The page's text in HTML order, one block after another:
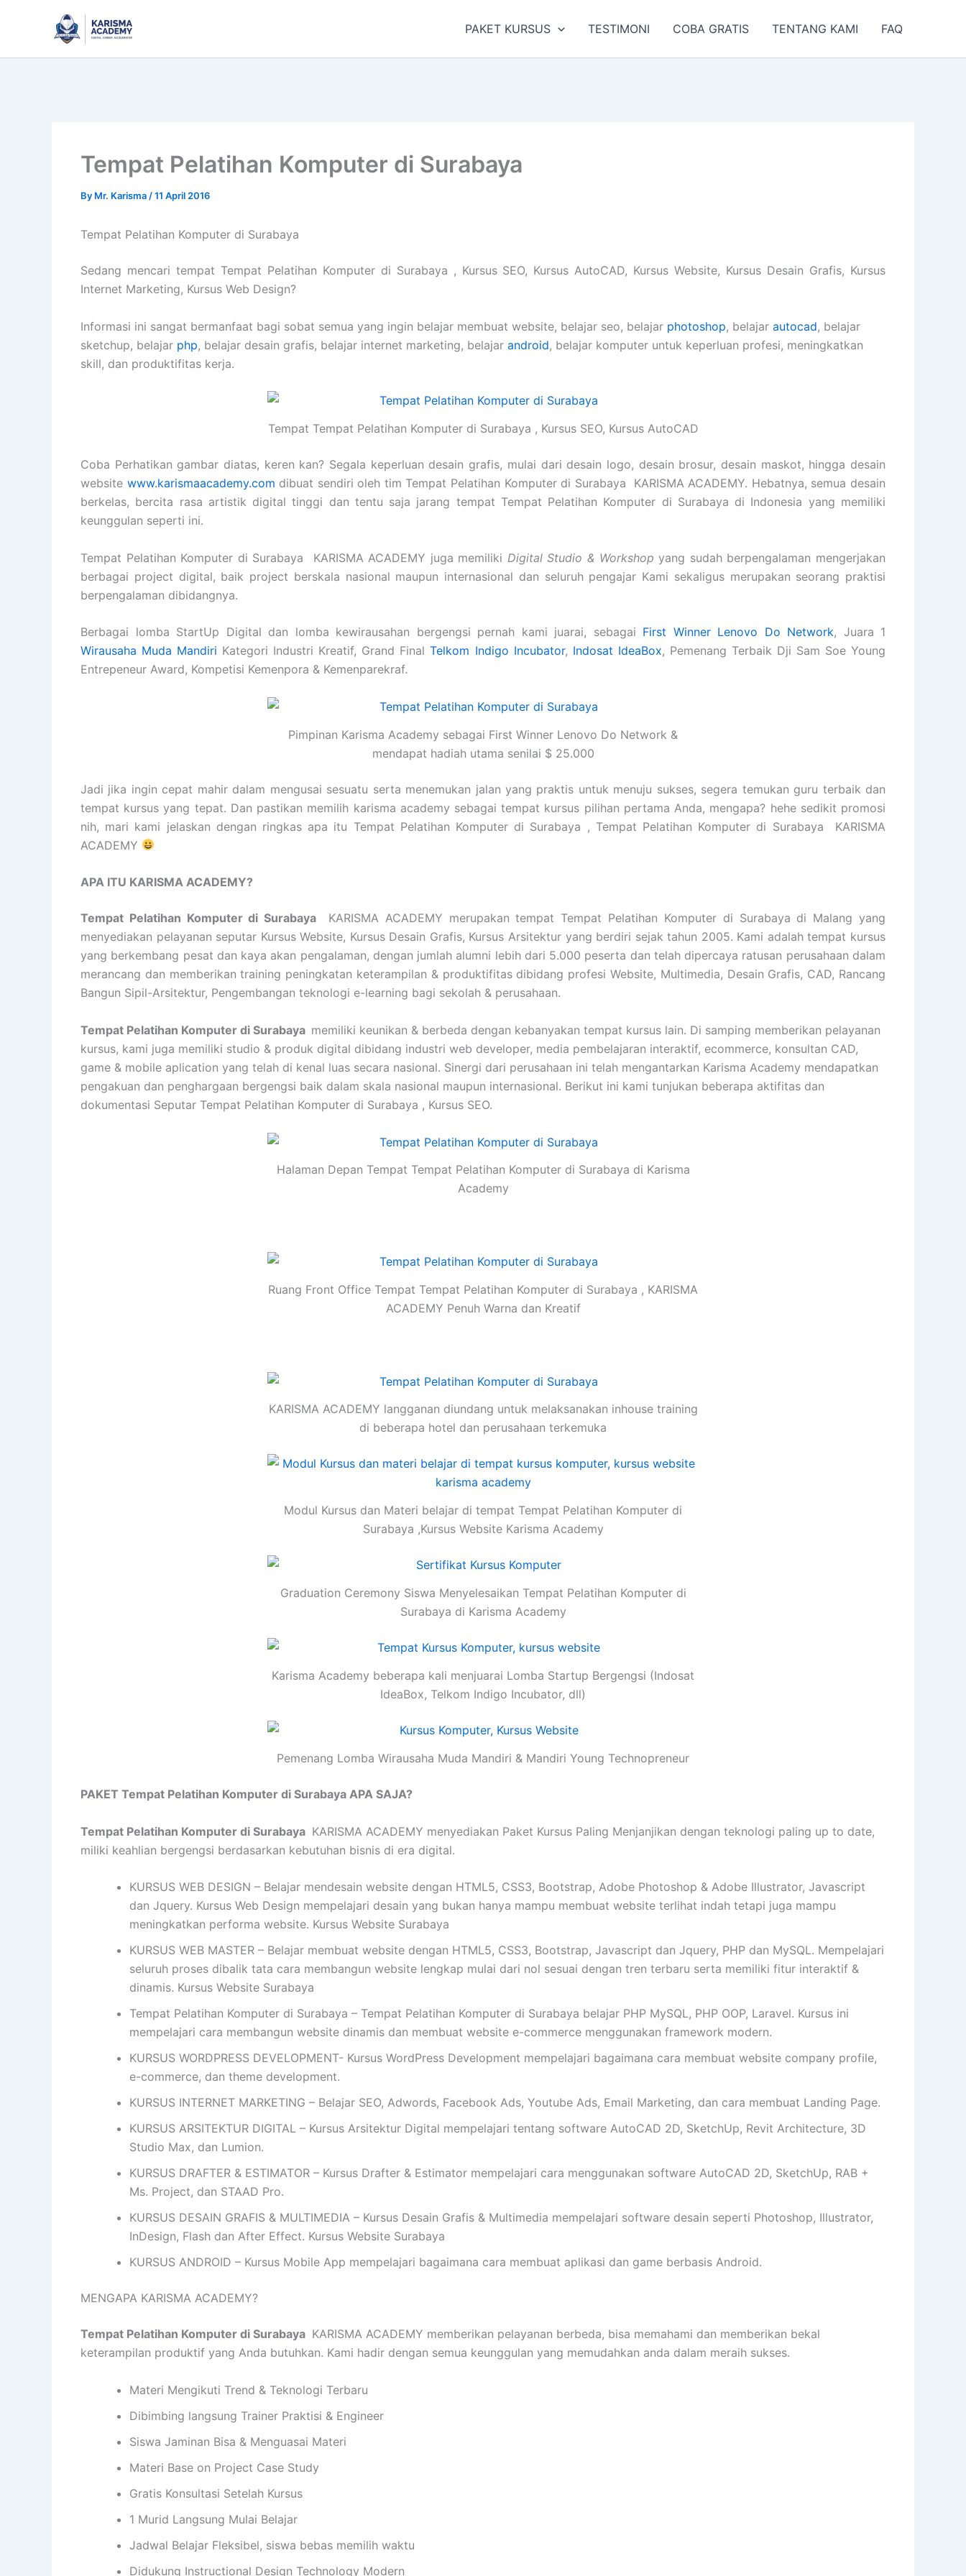
PAKET KURSUS TESTIMONI COBA GRATIS TENTANG KAMI FAQ
Tempat Pelatihan Komputer di Surabaya
By Mr. Karisma /11 April 2016
Tempat Pelatihan Komputer di Surabaya
Sedang mencari tempat Tempat Pelatihan Komputer di Surabaya , Kursus SEO, Kursus AutoCAD, Kursus Website, Kursus Desain Grafis, Kursus
Internet Marketing, Kursus Web Design?
Informasi ini sangat bermanfaat bagi sobat semua yang ingin belajar membuat website, belajar seo, belajar photoshop, belajar autocad, belajar
sketchup, belajar php, belajar desain grafis, belajar internet marketing, belajar android, belajar komputer untuk keperluan profesi, meningkatkan
skill, dan produktifitas kerja.
Tempat Tempat Pelatihan Komputer di Surabaya , Kursus SEO, Kursus AutoCAD
Coba Perhatikan gambar diatas, keren kan? Segala keperluan desain grafis, mulai dari desain logo, desain brosur, desain maskot, hingga desain
website www.karismaacademy.com dibuat sendiri oleh tim Tempat Pelatihan Komputer di Surabaya KARISMA ACADEMY. Hebatnya, semua desain
berkelas, bercita rasa artistik digital tinggi dan tentu saja jarang tempat Tempat Pelatihan Komputer di Surabaya di Indonesia yang memiliki
keunggulan seperti ini.
Tempat Pelatihan Komputer di Surabaya KARISMA ACADEMY juga memiliki Digital Studio & Workshop yang sudah berpengalaman mengerjakan
berbagai project digital, baik project berskala nasional maupun internasional dan seluruh pengajar Kami sekaligus merupakan seorang praktisi
berpengalaman dibidangnya.
Berbagai lomba StartUp Digital dan lomba kewirausahan bergengsi pernah kami juarai, sebagai First Winner Lenovo Do Network, Juara 1
Wirausaha Muda Mandiri Kategori Industri Kreatif, Grand FinalTelkom Indigo Incubator, Indosat IdeaBox, Pemenang Terbaik Dji Sam Soe Young
Entrepeneur Award, Kompetisi Kemenpora & Kemenparekraf.
Pimpinan Karisma Academy sebagai First Winner Lenovo Do Network &
mendapat hadiah utama senilai $ 25.000
Jadi jika ingin cepat mahir dalam mengusai sesuatu serta menemukan jalan yang praktis untuk menuju sukses, segera temukan guru terbaik dan
tempat kursus yang tepat. Dan pastikan memilih karisma academy sebagai tempat kursus pilihan pertama Anda, mengapa? hehe sedikit promosi
nih, mari kami jelaskan dengan ringkas apa itu Tempat Pelatihan Komputer di Surabaya , Tempat Pelatihan Komputer di Surabaya KARISMA
ACADEMY
APA ITU KARISMA ACADEMY?
Tempat Pelatihan Komputer di Surabaya
KARISMA ACADEMY merupakan tempat Tempat Pelatihan Komputer di Surabaya di Malang yang
menyediakan pelayanan seputar Kursus Website, Kursus Desain Grafis, Kursus Arsitektur yang berdiri sejak tahun 2005. Kami adalah tempat kursus
yang berkembang pesat dan kaya akan pengalaman, dengan jumlah alumni lebih dari 5.000 peserta dan telah dipercaya ratusan perusahaan dalam
merancang dan memberikan training peningkatan keterampilan & produktifitas dibidang profesi Website, Multimedia, Desain Grafis, CAD, Rancang
Bangun Sipil-Arsitektur, Pengembangan teknologi e-learning bagi sekolah & perusahaan.
Tempat Pelatihan Komputer di Surabaya memiliki keunikan & berbeda dengan kebanyakan tempat kursus lain. Di samping memberikan pelayanan
kursus, kami juga memiliki studio & produk digital dibidang industri web developer, media pembelajaran interaktif, ecommerce, konsultan CAD,
game & mobile aplication yang telah di kenal luas secara nasional. Sinergi dari perusahaan ini telah mengantarkan Karisma Academy mendapatkan
pengakuan dan penghargaan bergengsi baik dalam skala nasional maupun internasional. Berikut ini kami tunjukan beberapa aktifitas dan
dokumentasi Seputar Tempat Pelatihan Komputer di Surabaya , Kursus SEO.
Halaman Depan Tempat Tempat Pelatihan Komputer di Surabaya di Karisma
Academy
Ruang Front Office Tempat Tempat Pelatihan Komputer di Surabaya , KARISMA
ACADEMY Penuh Warna dan Kreatif
KARISMA ACADEMY langganan diundang untuk melaksanakan inhouse training
di beberapa hotel dan perusahaan terkemuka
Modul Kursus dan Materi belajar di tempat Tempat Pelatihan Komputer di
Surabaya ,Kursus Website Karisma Academy
Graduation Ceremony Siswa Menyelesaikan Tempat Pelatihan Komputer di
Surabaya di Karisma Academy
Karisma Academy beberapa kali menjuarai Lomba Startup Bergengsi (Indosat
IdeaBox, Telkom Indigo Incubator, dll)
Pemenang Lomba Wirausaha Muda Mandiri & Mandiri Young Technopreneur
PAKET Tempat Pelatihan Komputer di Surabaya APA SAJA?
Tempat Pelatihan Komputer di Surabaya KARISMA ACADEMY menyediakan Paket Kursus Paling Menjanjikan dengan teknologi paling up to date,
miliki keahlian bergengsi berdasarkan kebutuhan bisnis di era digital.
KURSUS WEB DESIGN – Belajar mendesain website dengan HTML5, CSS3, Bootstrap, Adobe Photoshop & Adobe Illustrator, Javascript
dan Jquery. Kursus Web Design mempelajari desain yang bukan hanya mampu membuat website terlihat indah tetapi juga mampu
meningkatkan performa website. Kursus Website Surabaya
KURSUS WEB MASTER – Belajar membuat website dengan HTML5, CSS3, Bootstrap, Javascript dan Jquery, PHP dan MySQL. Mempelajari
seluruh proses dibalik tata cara membangun website lengkap mulai dari nol sesuai dengan tren terbaru serta memiliki fitur interaktif &
dinamis. Kursus Website Surabaya
Tempat Pelatihan Komputer di Surabaya – Tempat Pelatihan Komputer di Surabaya belajar PHP MySQL, PHP OOP, Laravel. Kursus ini
mempelajari cara membangun website dinamis dan membuat website e-commerce menggunakan framework modern.
KURSUS WORDPRESS DEVELOPMENT- Kursus WordPress Development mempelajari bagaimana cara membuat website company profile,
e-commerce, dan theme development.
KURSUS INTERNET MARKETING – Belajar SEO, Adwords, Facebook Ads, Youtube Ads, Email Marketing, dan cara membuat Landing Page.
KURSUS ARSITEKTUR DIGITAL – Kursus Arsitektur Digital mempelajari tentang software AutoCAD 2D, SketchUp, Revit Architecture, 3D
Studio Max, dan Lumion.
KURSUS DRAFTER & ESTIMATOR – Kursus Drafter & Estimator mempelajari cara menggunakan software AutoCAD 2D, SketchUp, RAB +
Ms. Project, dan STAAD Pro.
KURSUS DESAIN GRAFIS & MULTIMEDIA – Kursus Desain Grafis & Multimedia mempelajari software desain seperti Photoshop, Illustrator,
InDesign, Flash dan After Effect. Kursus Website Surabaya
KURSUS ANDROID – Kursus Mobile App mempelajari bagaimana cara membuat aplikasi dan game berbasis Android.
MENGAPA KARISMA ACADEMY?
Tempat Pelatihan Komputer di Surabaya KARISMA ACADEMY memberikan pelayanan berbeda, bisa memahami dan memberikan bekal
keterampilan produktif yang Anda butuhkan. Kami hadir dengan semua keunggulan yang memudahkan anda dalam meraih sukses.
Materi Mengikuti Trend & Teknologi Terbaru
Dibimbing langsung Trainer Praktisi & Engineer
Siswa Jaminan Bisa & Menguasai Materi
Materi Base on Project Case Study
Gratis Konsultasi Setelah Kursus
1 Murid Langsung Mulai Belajar
Jadwal Belajar Fleksibel, siswa bebas memilih waktu
Didukung Instructional Design Technology Modern